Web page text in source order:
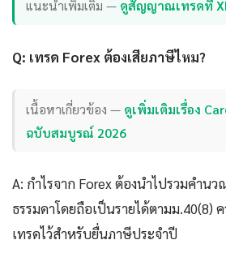
แนะนำเพิ่มเติม — ดูสัญญาณเทรดที่
Q: เทรด Forex ต้องเสียภาษีไหม?
เนื้อหาเกี่ยวข้อง — ดูเพิ่มเติมเรื่อง
ฉบับสมบูรณ์ 2026
A: กำไรจาก Forex ต้องนำไปรวมคำน
ธรรมดาโดยถือเป็นรายได้ตามม.40(8)
เทรดไว้สำหรับยื่นภาษีประจำปี